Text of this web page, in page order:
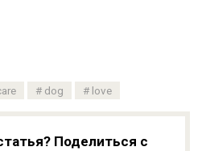
dog love
Поделиться с